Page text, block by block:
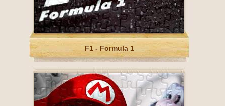
F1 - Formula 1